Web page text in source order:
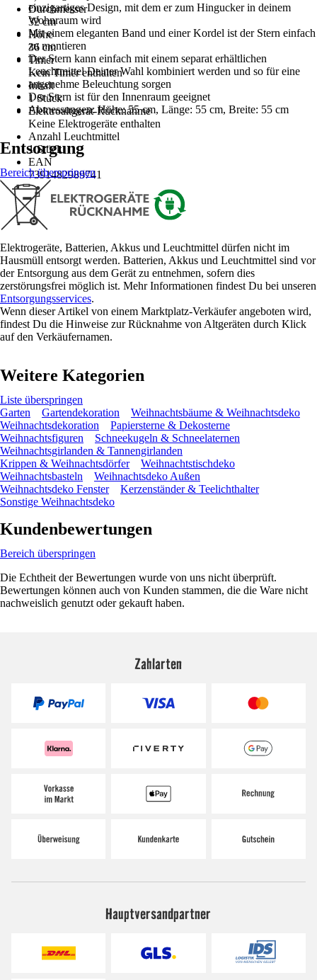
Durchmesser
32 cm
Höhe
36 cm
Timer
Kein Timer enthalten
Inhalt
1 Stück
Elektroaltgerät-Rücknahme
Keine Elektrogeräte enthalten
Anzahl Leuchtmittel
1 Stück
EAN
7391482989741
einzigartiges Design, mit dem er zum Hingucker in deinem
Wohnraum wird
Mit einem eleganten Band und einer Kordel ist der Stern einfach
zu montieren
Der Stern kann einfach mit einem separat erhältlichen
Leuchtmittel Deiner Wahl kombiniert werden und so für eine
angenehme Beleuchtung sorgen
Der Stern ist für den Innenraum geeignet
Abmessungen: Höhe: 55 cm, Länge: 55 cm, Breite: 55 cm
Entsorgung
Bereich überspringen
Elektrogeräte, Batterien, Akkus und Leuchtmittel dürfen nicht im
Hausmüll entsorgt werden. Batterien, Akkus und Leuchtmittel sind vor
der Entsorgung aus dem Gerät zu entnehmen, sofern dies
zerstörungsfrei möglich ist. Mehr Informationen findest Du bei unseren
Entsorgungsservices.
Wenn dieser Artikel von einem Marktplatz-Verkäufer angeboten wird,
findest Du die Hinweise zur Rücknahme von Altgeräten durch Klick
auf den Verkäufernamen.
Weitere Kategorien
Liste überspringen
Garten
Gartendekoration
Weihnachtsbäume & Weihnachtsdeko
Weihnachtsdekoration
Papiersterne & Dekosterne
Weihnachtsfiguren
Schneekugeln & Schneelaternen
Weihnachtsgirlanden & Tannengirlanden
Krippen & Weihnachtsdörfer
Weihnachtstischdeko
Weihnachtsbasteln
Weihnachtsdeko Außen
Weihnachtsdeko Fenster
Kerzenständer & Teelichthalter
Sonstige Weihnachtsdeko
Kundenbewertungen
Bereich überspringen
Die Echtheit der Bewertungen wurde von uns nicht überprüft.
Bewertungen können auch von Kunden stammen, die die Ware nicht
nachweislich genutzt oder gekauft haben.
Zahlarten
Hauptversandpartner